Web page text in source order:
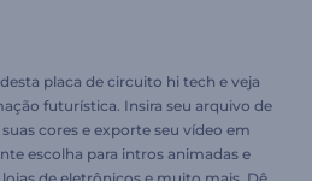
placa de circuito hi tech e veja
futurística. Insira seu arquivo de
cores e exporte seu vídeo em
escolha para intros animadas e